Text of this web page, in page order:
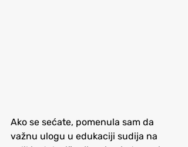
Ako se sećate, pomenula sam da
važnu ulogu u edukaciji sudija na